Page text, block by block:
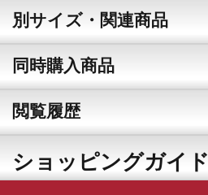
別サイズ・関連商品
同時購入商品
閲覧履歴
ショッピングガイド